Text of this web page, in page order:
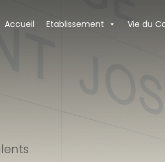
Accueil Etablissement Vie du